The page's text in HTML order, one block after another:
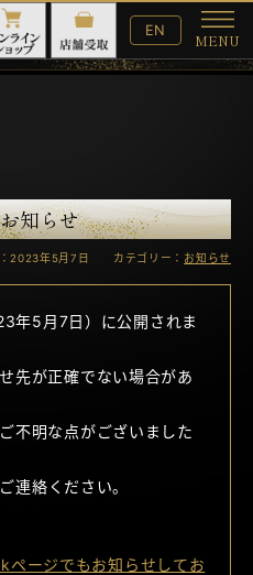
English
Website
EN
MENU
メ
ニ
知らせ
2023年5月7日 カテゴリー： お知らせ
年5月7日）に公開されま
先が正確でない場合があ
不明な点がございました
連絡ください。
ージでもお知らせしてお